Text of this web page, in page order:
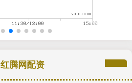
红腾网配资